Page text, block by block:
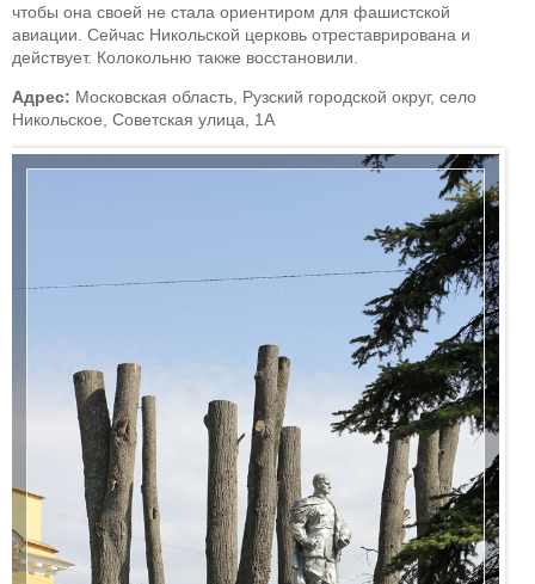
чтобы она своей не стала ориентиром для фашистской
авиации. Сейчас Никольской церковь отреставрирована и
действует. Колокольню также восстановили.
Адрес: Московская область, Рузский городской округ, село
Никольское, Советская улица, 1А